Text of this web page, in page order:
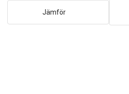
Jämför